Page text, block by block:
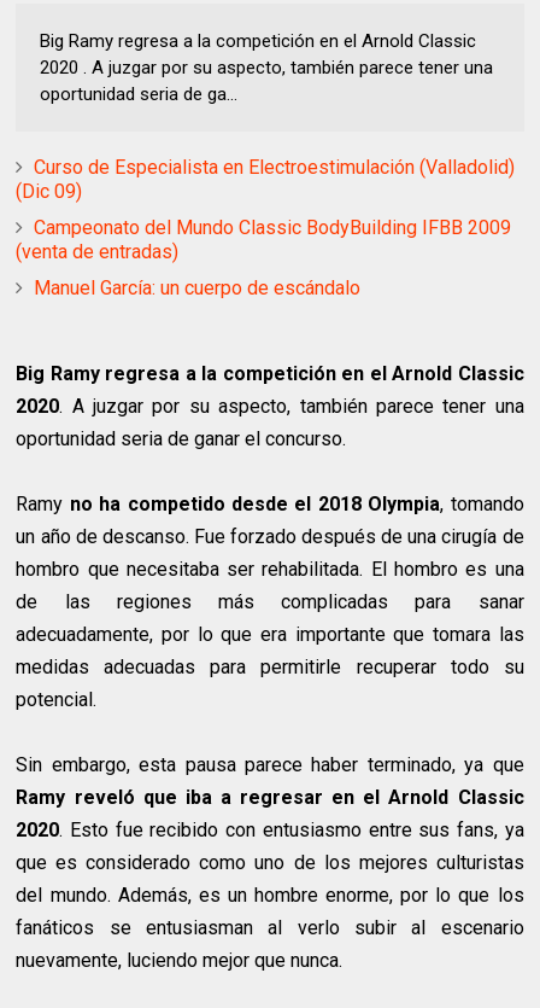
Big Ramy regresa a la competición en el Arnold Classic
2020 . A juzgar por su aspecto, también parece tener una
oportunidad seria de ga...
Curso de Especialista en Electroestimulación (Valladolid)
(Dic 09)
Campeonato del Mundo Classic BodyBuilding IFBB 2009
(venta de entradas)
Manuel García: un cuerpo de escándalo
Big Ramy regresa a la competición en el Arnold Classic
2020. A juzgar por su aspecto, también parece tener una
oportunidad seria de ganar el concurso.
Ramy no ha competido desde el 2018 Olympia, tomando
un año de descanso. Fue forzado después de una cirugía de
hombro que necesitaba ser rehabilitada. El hombro es una
de las regiones más complicadas para sanar
adecuadamente, por lo que era importante que tomara las
medidas adecuadas para permitirle recuperar todo su
potencial.
Sin embargo, esta pausa parece haber terminado, ya que
Ramy reveló que iba a regresar en el Arnold Classic
2020. Esto fue recibido con entusiasmo entre sus fans, ya
que es considerado como uno de los mejores culturistas
del mundo. Además, es un hombre enorme, por lo que los
fanáticos se entusiasman al verlo subir al escenario
nuevamente, luciendo mejor que nunca.